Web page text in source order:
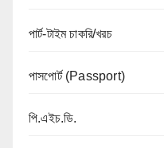
পার্ট-টাইম চাকরি/খরচ
পাসপোর্ট (Passport)
পি.এইচ.ডি.